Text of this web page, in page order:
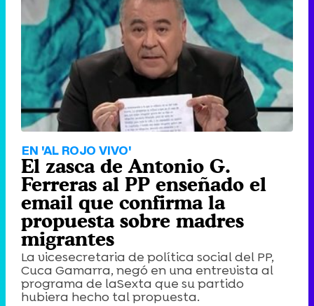
EN 'AL ROJO VIVO'
El zasca de Antonio G.
Ferreras al PP enseñado el
email que confirma la
propuesta sobre madres
migrantes
La vicesecretaria de política social del PP,
Cuca Gamarra, negó en una entrevista al
programa de laSexta que su partido
hubiera hecho tal propuesta.